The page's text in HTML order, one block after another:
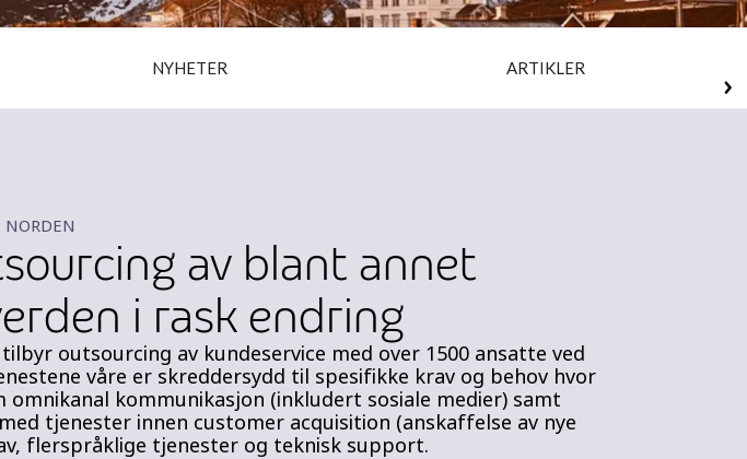
NYHETER ARTIKLER
av blant annet
i rask endring
outsourcing av kundeservice med over 1500 ansatte ved
våre er skreddersydd til spesifikke krav og behov hvor
kommunikasjon (inkludert sosiale medier) samt
tjenester innen customer acquisition (anskaffelse av nye
flerspråklige tjenester og teknisk support.